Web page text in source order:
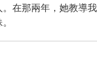
在那兩年，她教導